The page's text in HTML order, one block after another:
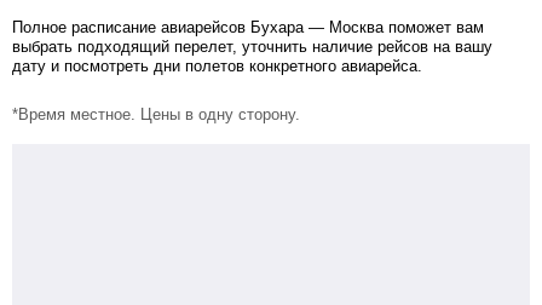
Полное расписание авиарейсов Бухара — Москва поможет вам
выбрать подходящий перелет, уточнить наличие рейсов на вашу
дату и посмотреть дни полетов конкретного авиарейса.
*Время местное. Цены в одну сторону.